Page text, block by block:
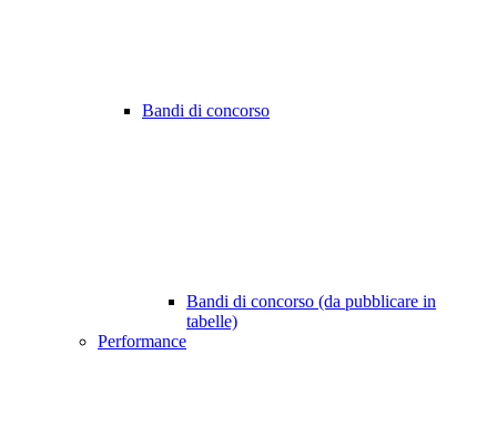
Bandi di concorso
Bandi di concorso (da pubblicare in
tabelle)
Performance